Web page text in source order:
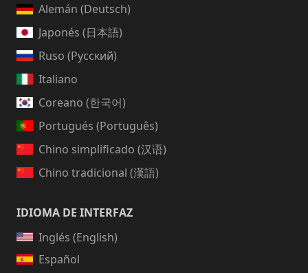
Alemán (Deutsch)
Japonés (日本語)
Ruso (Русский)
Italiano
Coreano (한국어)
Portugués (Português)
Chino simplificado (汉语)
Chino tradicional (漢語)
IDIOMA DE INTERFAZ
Inglés (English)
Español